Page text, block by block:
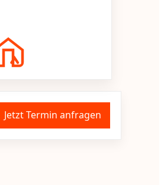
Jetzt Termin anfragen